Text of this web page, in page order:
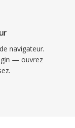
navigateur.
— ouvrez